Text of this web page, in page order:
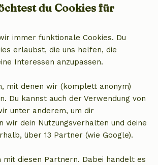
in Schipborg
Abstand vom Zentrum von Schipborg
2 Personen2 Schlafzimmer
du Cookies für
immer funktionale Cookies. Du
erlaubst, die uns helfen, die
Interessen anzupassen.
mit denen wir (komplett anonym)
Du kannst auch der Verwendung von
unter anderem, um dir
wir dein Nutzungsverhalten und deine
über 13 Partner (wie Google).
diesen Partnern. Dabei handelt es